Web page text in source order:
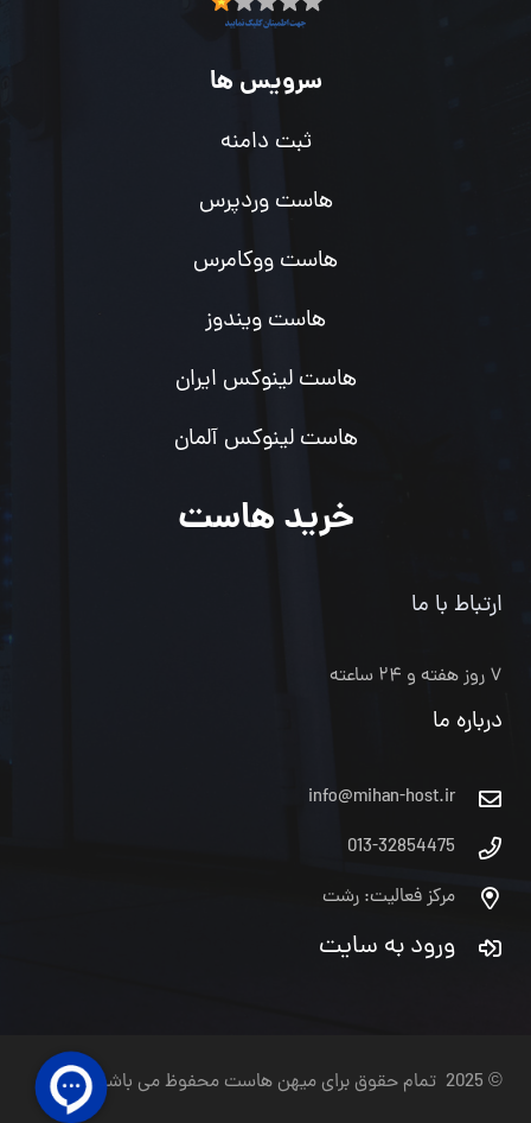
سرویس ها
ثبت دامنه
هاست وردپرس
هاست ووکامرس
هاست ویندوز
هاست لینوکس ایران
هاست لینوکس آلمان
خرید هاست
ارتباط با ما
۷ روز هفته و ۲۴ ساعته
درباره ما
info@mihan-host.ir
013-32854475
مرکز فعالیت: رشت
ورود به سایت
© 2025 تمام حقوق برای میهن هاست محفوظ می باشد.